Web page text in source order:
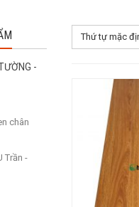
Thứ tự mặc
-
chân
Trần -